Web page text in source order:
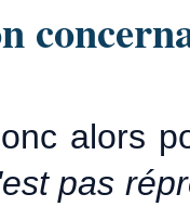
alors
pas